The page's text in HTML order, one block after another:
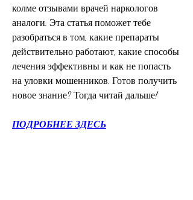
колме отзывами врачей наркологов
аналоги. Эта статья поможет тебе
разобраться в том, какие препараты
действительно работают, какие способы
лечения эффективны и как не попасть
на уловки мошенников. Готов получить
новое знание? Тогда читай дальше!
ПОДРОБНЕЕ ЗДЕСЬ